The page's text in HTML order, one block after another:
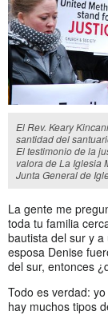
El Rev. Keary
santidad del
El testimonio de la
valora de La Iglesia
Junta General de
La gente me
toda tu familia
bautista del sur y
esposa Denise
del sur, entonces
Todo es verdad:
hay muchos tipos